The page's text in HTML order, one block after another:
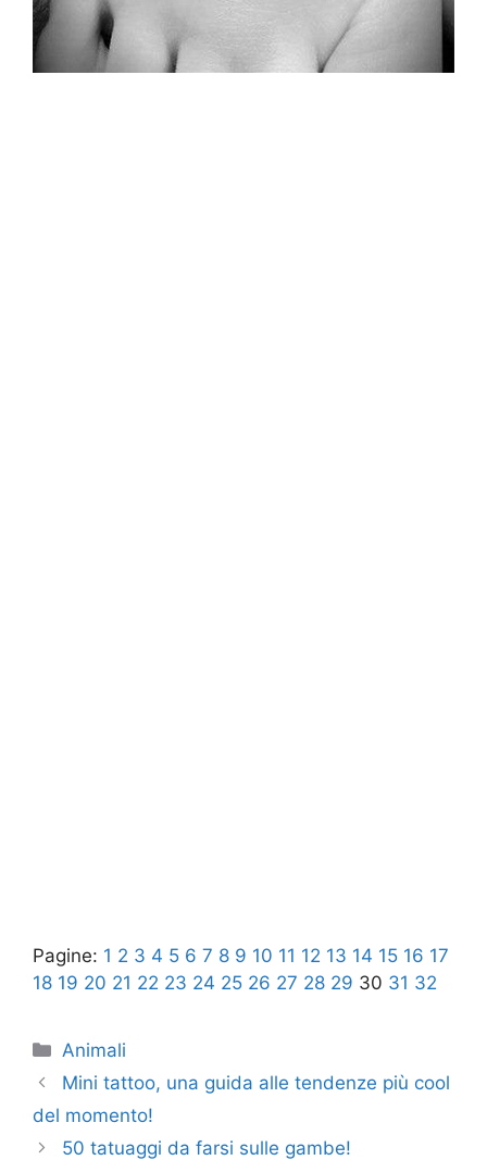
Pagine: 1 2 3 4 5 6 7 8 9 10 11 12 13 14 15 16 17
18 19 20 21 22 23 24 25 26 27 28 29 30 31 32
Categorie
Animali
Mini tattoo, una guida alle tendenze più cool
del momento!
50 tatuaggi da farsi sulle gambe!